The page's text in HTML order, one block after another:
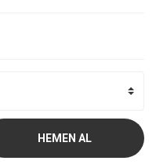
HEMEN AL